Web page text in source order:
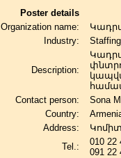
Poster details
Organization name:
Industry:
Description:
Contact person:
Sona
Country:
Address:
Tel.:
010 22
091 22